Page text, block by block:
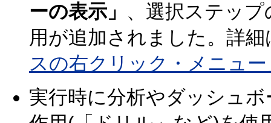
ーの表示」 、選択ステッ
用が追加されました。詳細
スの右クリック・メニュー
実行時に分析やダッシュ